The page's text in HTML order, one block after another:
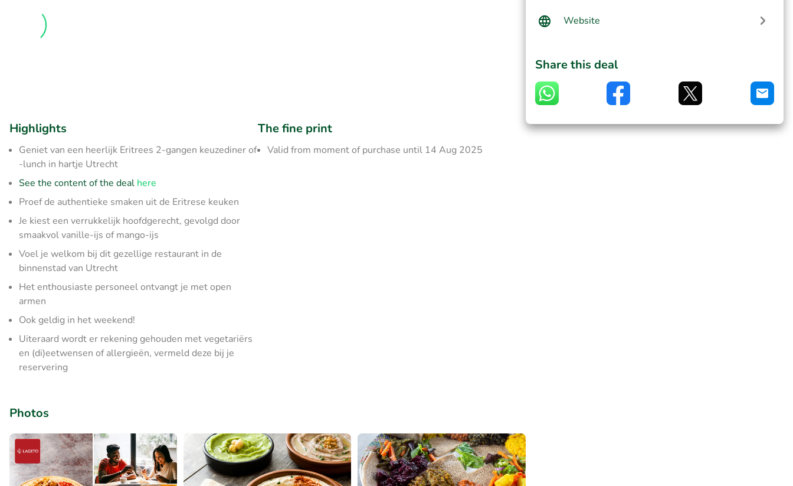
Highlights
Geniet van een heerlijk Eritrees 2-gangen keuzediner of
-lunch in hartje Utrecht
See the content of the deal here
Proef de authentieke smaken uit de Eritrese keuken
Je kiest een verrukkelijk hoofdgerecht, gevolgd door
smaakvol vanille-ijs of mango-ijs
Voel je welkom bij dit gezellige restaurant in de
binnenstad van Utrecht
Het enthousiaste personeel ontvangt je met open
armen
Ook geldig in het weekend!
Uiteraard wordt er rekening gehouden met vegetariërs
en (di)eetwensen of allergieën, vermeld deze bij je
reservering
The fine print
Valid from moment of purchase until 14 Aug 2025
Photos
Website
Share this deal